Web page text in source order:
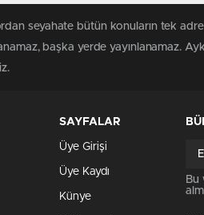
seyahate bütün konuların tek
başka yerde yayınlanamaz.
SAYFALAR
Üye Girişi
Üye Kaydı
Künye
Bu